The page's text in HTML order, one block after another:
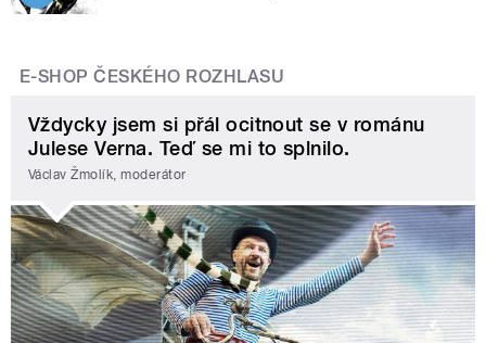
E-SHOP ČESKÉHO ROZHLASU
Vždycky jsem si přál ocitnout se v románu
Julese Verna. Teď se mi to splnilo.
Václav Žmolík, moderátor